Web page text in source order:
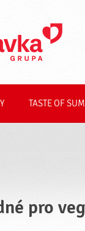
TASTE OF
pro